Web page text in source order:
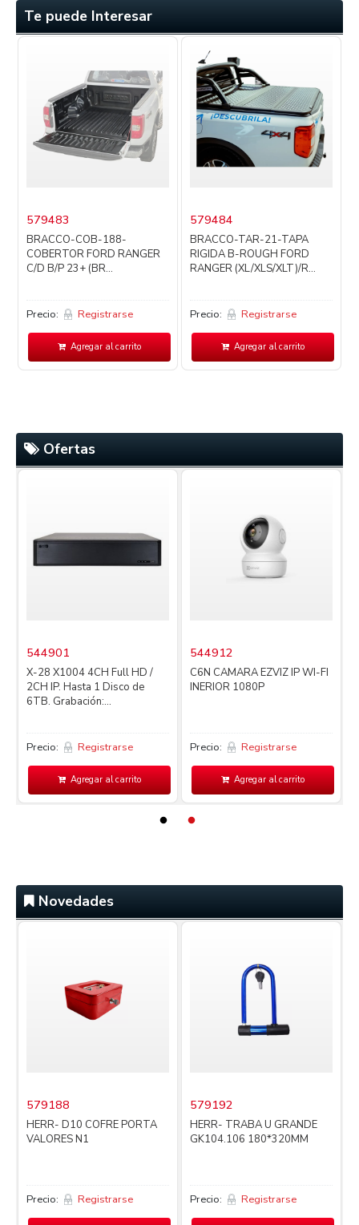
Te puede Interesar
579483
BRACCO-COB-188-
COBERTOR FORD RANGER
C/D B/P 23+ (BR...
Precio: Registrarse
Agregar al carrito
579484
BRACCO-TAR-21-TAPA
RIGIDA B-ROUGH FORD
RANGER (XL/XLS/XLT)/R...
Precio: Registrarse
Agregar al carrito
Ofertas
544901
X-28 X1004 4CH Full HD /
2CH IP. Hasta 1 Disco de
6TB. Grabación:...
Precio: Registrarse
Agregar al carrito
544912
C6N CAMARA EZVIZ IP WI-FI
INERIOR 1080P
Precio: Registrarse
Agregar al carrito
Novedades
579188
HERR- D10 COFRE PORTA
VALORES N1
Precio: Registrarse
579192
HERR- TRABA U GRANDE
GK104.106 180*320MM
Precio: Registrarse